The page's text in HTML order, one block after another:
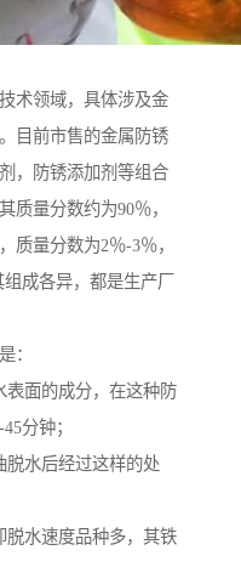
术领域，具体涉及金
目前市售的金属防锈
，防锈添加剂等组合
质量分数约为90％，
质量分数为2％-3％，
成各异，都是生产厂
：
表面的成分，在这种防
分钟；
脱水后经过这样的处
脱水速度品种多，其铁